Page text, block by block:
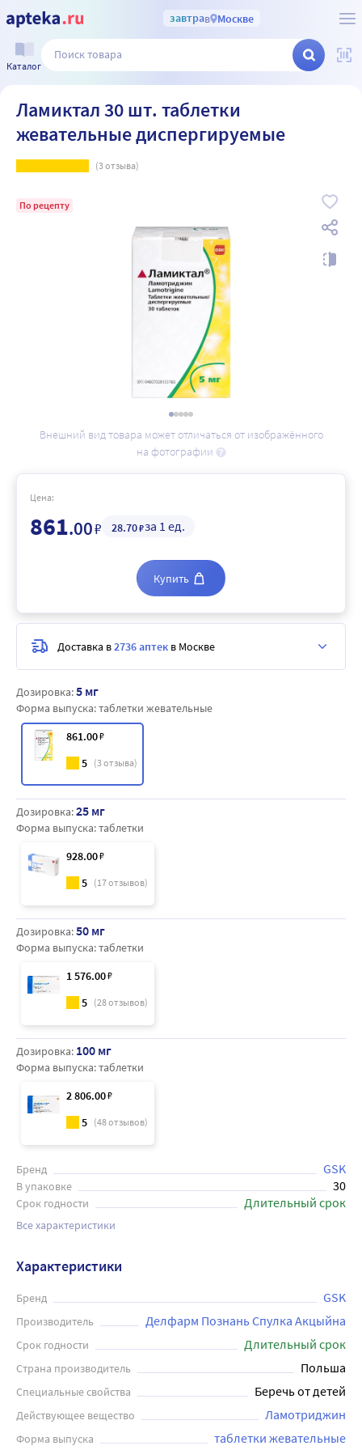
завтрав Москве
Каталог
Ламиктал 30 шт. таблетки
жевательные диспергируемые
(3отзыва)
По рецепту
Внешний вид товара может отличаться от изображённого
на фотографии
Дозировка:5 мг
Форма выпуска:таблетки жевательные
861.00₽
5 (3отзыва)
Дозировка:25 мг
Форма выпуска:таблетки
928.00₽
5 (17отзывов)
Дозировка:50 мг
Форма выпуска:таблетки
1 576.00₽
5 (28отзывов)
Дозировка: 100 мг
Форма выпуска:таблетки
2 806.00₽
5 (48отзывов)
Бренд GSK
В упаковке 30
Срок годности Длительный срок
Все характеристики
Цена:
861.00₽ 28.70₽за 1 ед.
Купить
Доставка в2736 аптек в Москве
Характеристики
Бренд GSK
Производитель Делфарм Познань Спулка Акцыйна
Срок годности Длительный срок
Страна производитель Польша
Специальные свойства Беречь от детей
Действующее вещество Ламотриджин
Форма выпуска таблетки жевательные